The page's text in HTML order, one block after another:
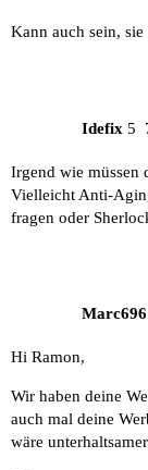
Kann auch sein,
Idefix 5
Irgend wie
Vielleicht Anti-
fragen oder
Marc696
Hi Ramon,
Wir haben deine
auch mal deine
wäre